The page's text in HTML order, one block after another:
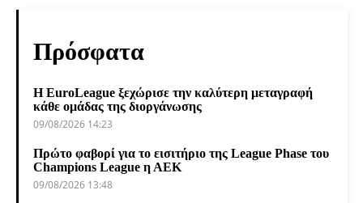
Πρόσφατα
Η EuroLeague ξεχώρισε την καλύτερη μεταγραφή
κάθε ομάδας της διοργάνωσης
09/08/2026 14:23
Πρώτο φαβορί για το εισιτήριο της League Phase του
Champions League η ΑΕΚ
09/08/2026 13:48